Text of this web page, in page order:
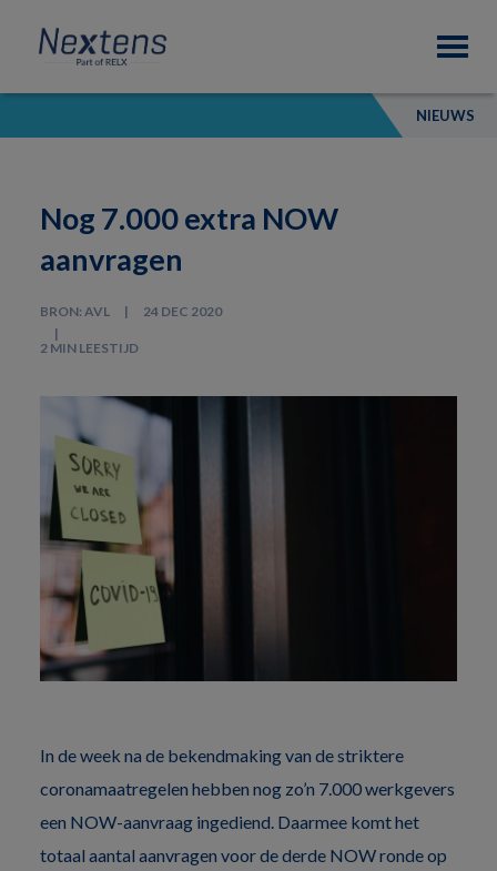
primary
navigation
content
footer
Nextens
Fiscaal
partner
van
NIEUWS
Nog 7.000 extra NOW
aanvragen
BRON: AVL 24 DEC 2020
2 MIN LEESTIJD
In de week na de bekendmaking van de striktere
coronamaatregelen hebben nog zo’n 7.000 werkgevers
een NOW-aanvraag ingediend. Daarmee komt het
totaal aantal aanvragen voor de derde NOW ronde op